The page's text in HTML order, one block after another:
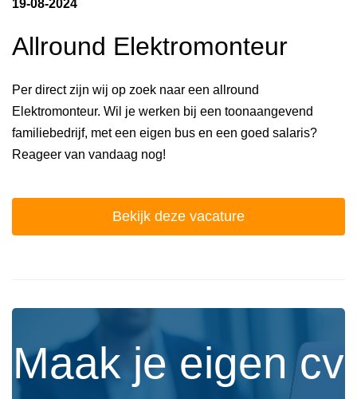
19-08-2024
Allround Elektromonteur
Per direct zijn wij op zoek naar een allround
Elektromonteur. Wil je werken bij een toonaangevend
familiebedrijf, met een eigen bus en een goed salaris?
Reageer van vandaag nog!
Bekijk deze vacature
Maak je eigen cv